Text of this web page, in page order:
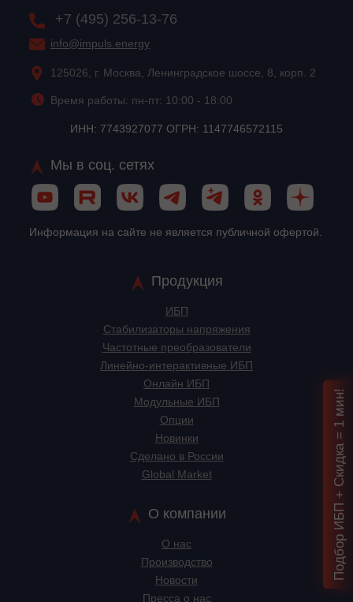
+7 (495) 256-13-76
info@impuls.energy
125026, г. Москва, Ленинградское шоссе, 8, корп. 2
Время работы: пн-пт: 10:00 - 18:00
ИНН: 7743927077 ОГРН: 1147746572115
Мы в соц. сетях
Информация на сайте не является публичной офертой.
Продукция
ИБП
Стабилизаторы напряжения
Частотные преобразователи
Линейно-интерактивные ИБП
Онлайн ИБП
Модульные ИБП
Опции
Новинки
Сделано в России
Global Market
О компании
О нас
Производство
Новости
Пресса о нас
Подбор ИБП + Скидка = 1 мин!